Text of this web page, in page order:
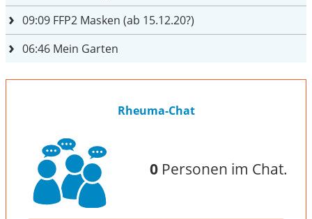
09:09 FFP2 Masken (ab 15.12.20?)
06:46 Mein Garten
Rheuma-Chat
0Personen im Chat.